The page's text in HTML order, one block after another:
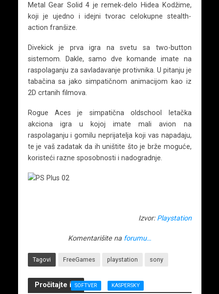
Metal Gear Solid 4 je remek-delo Hidea Kodžime,
koji je ujedno i idejni tvorac celokupne stealth-
action franšize.
Divekick je prva igra na svetu sa two-button
sistemom. Dakle, samo dve komande imate na
raspolaganju za savladavanje protivnika. U pitanju je
tabačina sa jako simpatičnom animacijom kao iz
2D crtanih filmova.
Rogue Aces je simpatična oldschool letačka
akciona igra u kojoj imate mali avion na
raspolaganju i gomilu neprijatelja koji vas napadaju,
te je vaš zadatak da ih uništite što je brže moguće,
koristeći razne sposobnosti i nadogradnje.
Izvor: Playstation
Komentarišite na forumu…
Tagovi FreeGames playstation sony
Pročitajte i...SOFTVER KASPERSKY